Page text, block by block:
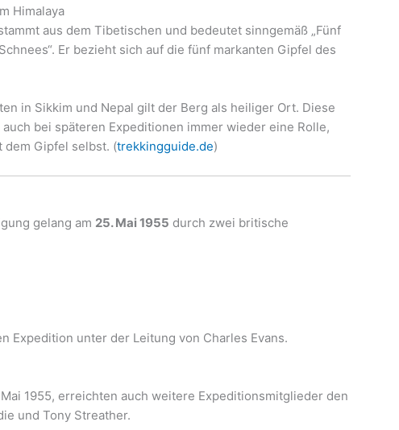
Himalaya
aus dem Tibetischen und bedeutet sinngemäß „Fünf
Er bezieht sich auf die fünf markanten Gipfel des
in Sikkim und Nepal gilt der Berg als heiliger Ort. Diese
bei späteren Expeditionen immer wieder eine Rolle,
dem Gipfel selbst. (trekkingguide.de)
gelang am 25. Mai 1955 durch zwei britische
Expedition unter der Leitung von Charles Evans.
1955, erreichten auch weitere Expeditionsmitglieder den
und Tony Streather.